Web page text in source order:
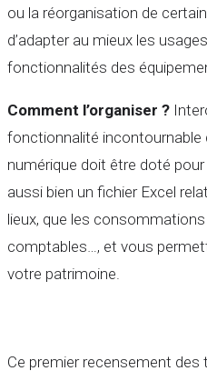
ou la réorganisation de
d’adapter au mieux les
fonctionnalités des
Comment l’organiser ?
fonctionnalité incontournable
numérique doit être doté
aussi bien un fichier Excel
lieux, que les consommations
comptables…, et vous
votre patrimoine.
Ce premier recensement des